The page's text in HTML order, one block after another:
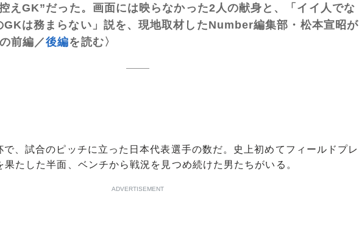
えGK”だった。画面には映らなかった2人の献身と、「イイ人でな
GKは務まらない」説を、現地取材したNumber編集部・松本宣昭が
前編／後編を読む〉
、試合のピッチに立った日本代表選手の数だ。史上初めてフィールドプレ
果たした半面、ベンチから戦況を見つめ続けた男たちがいる。
ADVERTISEMENT